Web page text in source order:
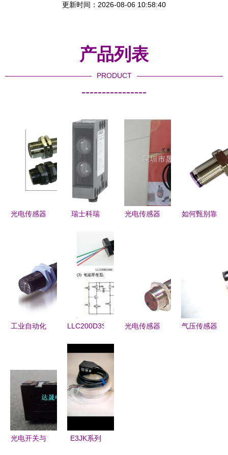
更新时间：2026-08-06 10:58:40
产品列表
PRODUCT
----------------
光电传感器
南
瑞士科瑞
光电传感器
定义工业检
测新标准
光电传感器
如何甄别靠
工业自动化
DATALOGIC
S51光电传
感器全解析
LLC200D3SH
连接方法详
解
光电传感器
气压传感器
光电开关与
E3JK系列